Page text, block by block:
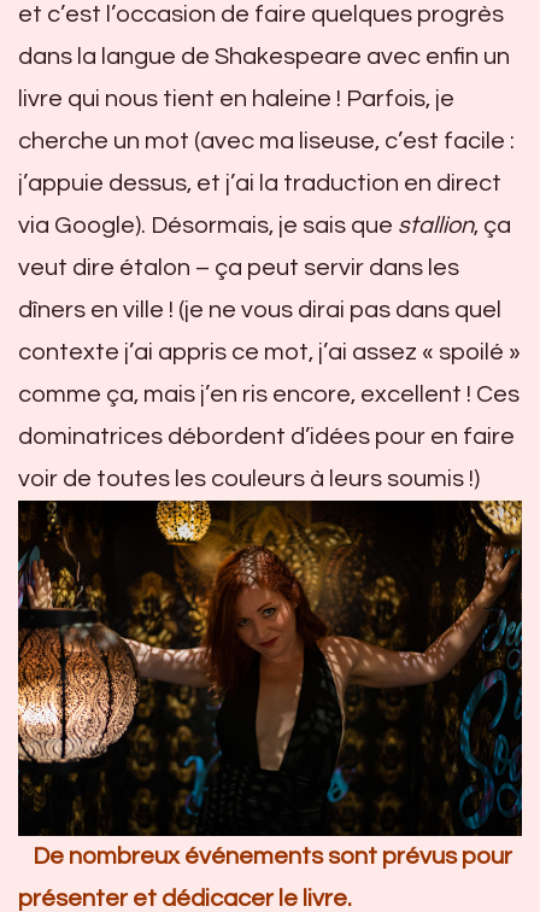
et c’est l’occasion de faire quelques progrès
dans la langue de Shakespeare avec enfin un
livre qui nous tient en haleine ! Parfois, je
cherche un mot (avec ma liseuse, c’est facile :
j’appuie dessus, et j’ai la traduction en direct
via Google). Désormais, je sais que stallion, ça
veut dire étalon – ça peut servir dans les
dîners en ville ! (je ne vous dirai pas dans quel
contexte j’ai appris ce mot, j’ai assez « spoilé »
comme ça, mais j’en ris encore, excellent ! Ces
dominatrices débordent d’idées pour en faire
voir de toutes les couleurs à leurs soumis !)
De nombreux événements sont prévus pour
présenter et dédicacer le livre.